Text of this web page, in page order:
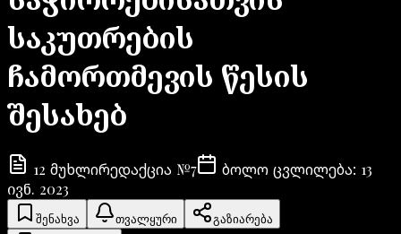
საკუთრების
ჩამორთმევის წესის
შესახებ
12 მუხლირედაქცია №7 ბოლო ცვლილება: 13
ივნ. 2023
შენახვა თვალყური გაზიარება